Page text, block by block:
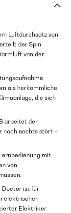
Luftdurchsatz von
der Spin
von der
als herkömmliche
die sich
arbeitet der
noch nachts stört –
mit
von
Doctor ist für
elektrischen
Elektriker